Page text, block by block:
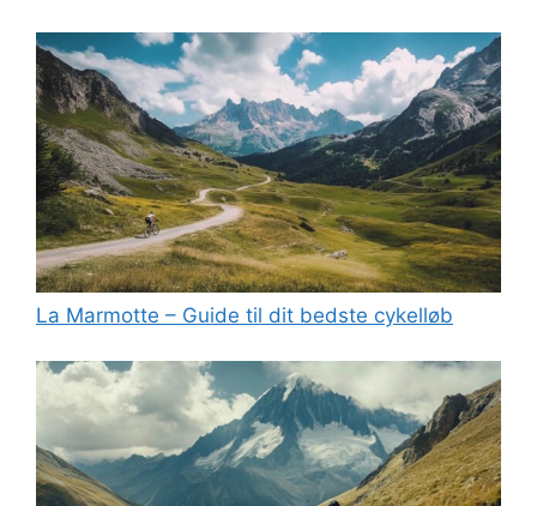
La Marmotte – Guide til dit bedste cykelløb